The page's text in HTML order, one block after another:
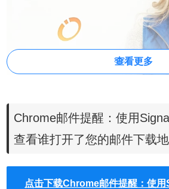
否被对方看到了，因为当对方收到并打开您
HubSpot插件会第一时间通过短消息提醒到
查看更多
Chrome邮件提醒：使用
查看谁打开了您的邮件下载
点击下载Chrome邮件提醒：使